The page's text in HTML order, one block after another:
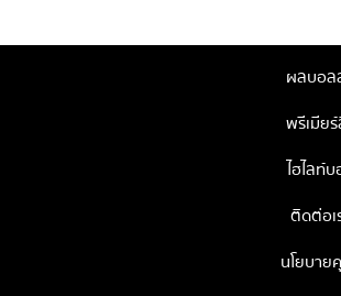
ผลบอ
พรีเมีย
ไฮไลท์
ติดต่อเ
นโยบาย